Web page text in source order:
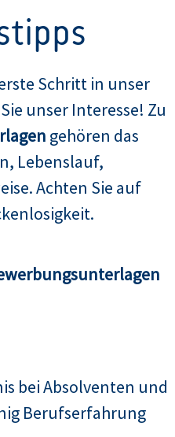
Schritt in unser
unser Interesse! Zu
gehören das
Lebenslauf,
Achten Sie auf
bei Absolventen und
Berufserfahrung